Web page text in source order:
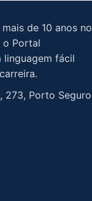
de 10 anos no
o Portal
linguagem fácil
273, Porto Seguro